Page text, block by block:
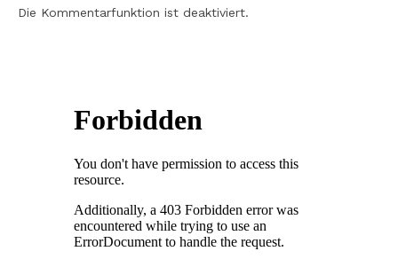
Die Kommentarfunktion ist deaktiviert.